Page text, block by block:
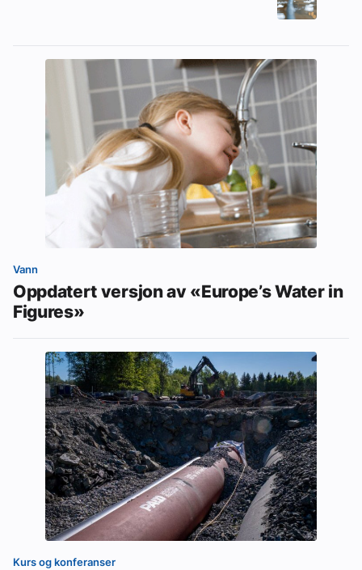
Vann
Oppdatert versjon av «Europe’s Water in
Figures»
Kurs og konferanser